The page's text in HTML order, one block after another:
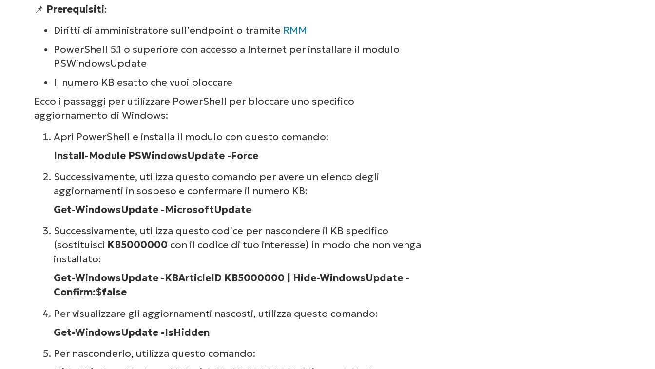
📌 Prerequisiti:
Diritti di amministratore sull’endpoint o tramite RMM
PowerShell 5.1 o superiore con accesso a Internet per installare il modulo
PSWindowsUpdate
Il numero KB esatto che vuoi bloccare
Ecco i passaggi per utilizzare PowerShell per bloccare uno specifico
aggiornamento di Windows:
Apri PowerShell e installa il modulo con questo comando:
Install-Module PSWindowsUpdate -Force
Successivamente, utilizza questo comando per avere un elenco degli
aggiornamenti in sospeso e confermare il numero KB:
Get-WindowsUpdate -MicrosoftUpdate
Successivamente, utilizza questo codice per nascondere il KB specifico
(sostituisci KB5000000 con il codice di tuo interesse) in modo che non venga
installato:
Get-WindowsUpdate -KBArticleID KB5000000 | Hide-WindowsUpdate -
Confirm:$false
Per visualizzare gli aggiornamenti nascosti, utilizza questo comando:
Get-WindowsUpdate -IsHidden
Per nasconderlo, utilizza questo comando: